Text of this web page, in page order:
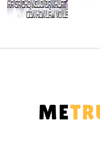
Chương 269
Tháng 9 28, 2025